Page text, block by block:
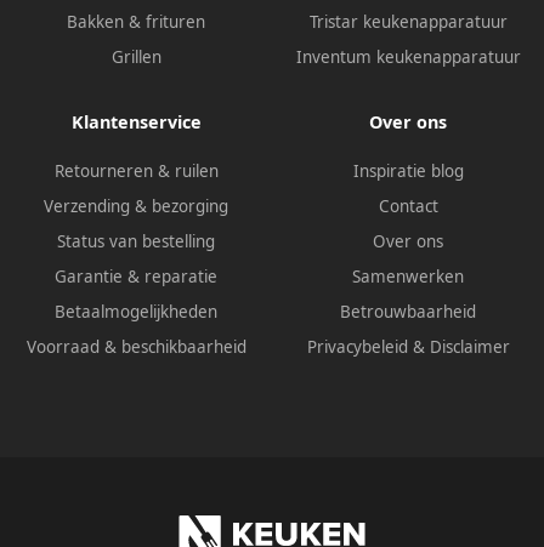
Bakken & frituren
Grillen
Tristar keukenapparatuur
Inventum keukenapparatuur
Klantenservice
Retourneren & ruilen
Verzending & bezorging
Status van bestelling
Garantie & reparatie
Betaalmogelijkheden
Voorraad & beschikbaarheid
Over ons
Inspiratie blog
Contact
Over ons
Samenwerken
Betrouwbaarheid
Privacybeleid & Disclaimer